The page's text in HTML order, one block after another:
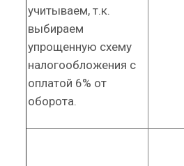
учитываем, т.к.
выбираем
упрощенную схему
налогообложения с
оплатой 6% от
оборота.